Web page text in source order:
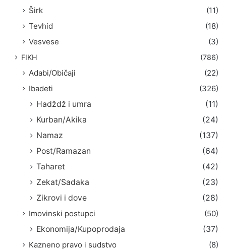
Širk
(11)
Tevhid
(18)
Vesvese
(3)
FIKH (786)
Adabi/Običaji
(22)
Ibadeti
(326)
Hadždž i umra
(11)
Kurban/Akika
(24)
Namaz
(137)
Post/Ramazan
(64)
Taharet
(42)
Zekat/Sadaka
(23)
Zikrovi i dove
(28)
Imovinski postupci
(50)
Ekonomija/Kupoprodaja
(37)
Kazneno pravo i sudstvo
(8)